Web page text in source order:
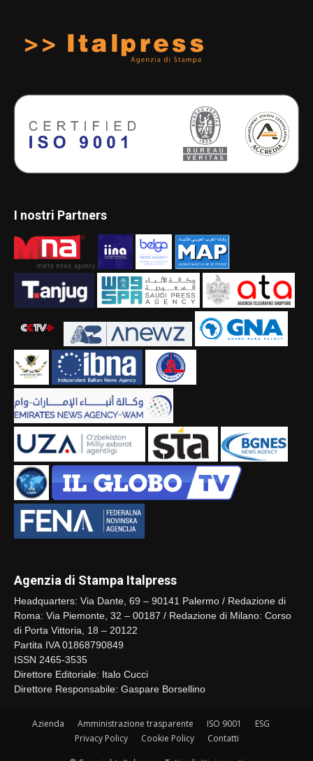
I nostri Partners
Agenzia di Stampa Italpress
Headquarters: Via Dante, 69 – 90141 Palermo / Redazione di
Roma: Via Piemonte, 32 – 00187 / Redazione di Milano: Corso
di Porta Vittoria, 18 – 20122
Partita IVA 01868790849
ISSN 2465-3535
Direttore Editoriale: Italo Cucci
Direttore Responsabile: Gaspare Borsellino
Azienda Amministrazione trasparente ISO 9001
ESG
Privacy Policy
Cookie Policy Contatti